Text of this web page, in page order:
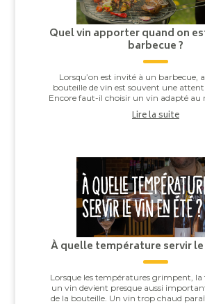
Quel vin apporter quand on
barbecue ?
Lorsqu’on est invité à un barbecue,
bouteille de vin est souvent une
Encore faut-il choisir un vin adapté au
Lire la suite
À quelle température servir le
Lorsque les températures grimpent, la
un vin devient presque aussi
de la bouteille. Un vin trop chaud